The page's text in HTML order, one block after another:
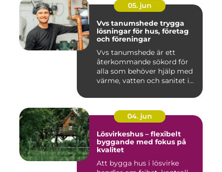
05. jun
Vvs tanumshede trygga
lösningar för hus, företag
och föreningar
Vvs tanumshede är ett
återkommande sökord för
alla som behöver hjälp med
värme, vatten och sanitet i...
04. jun
Lösvirkeshus – flexibelt
byggande med fokus på
kvalitet
Att bygga hus i lösvirke